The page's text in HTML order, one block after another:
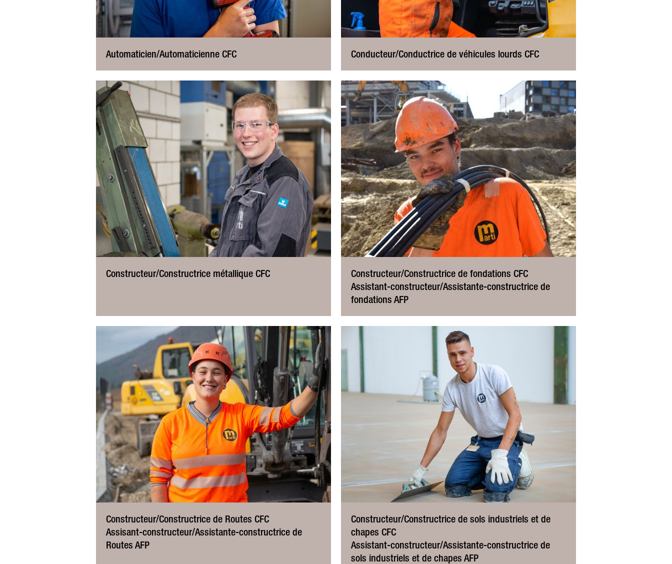
Automaticien/Automaticienne CFC Conducteur/Conductrice de véhicules lourds CFC
Constructeur/Constructrice métallique CFC
Constructeur/Constructrice de fondations CFC
Assistant-constructeur/Assistante-constructrice de
fondations AFP
Constructeur/Constructrice de Routes CFC
Assisant-constructeur/Assistante-constructrice de
Routes AFP
Constructeur/Constructrice de sols industriels et de
chapes CFC
Assistant-constructeur/Assistante-constructrice de
sols industriels et de chapes AFP